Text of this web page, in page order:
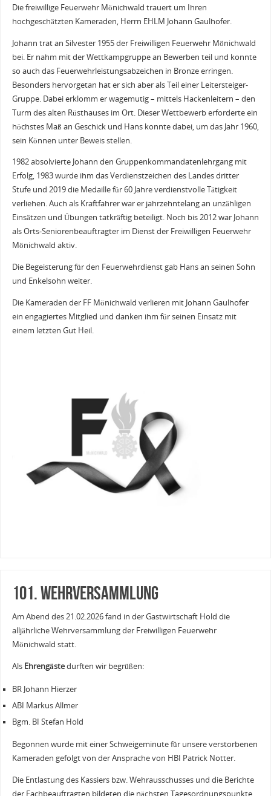
Die freiwillige Feuerwehr Mönichwald trauert um Ihren
hochgeschätzten Kameraden, Herrn EHLM Johann Gaulhofer.
Johann trat an Silvester 1955 der Freiwilligen Feuerwehr Mönichwald
bei. Er nahm mit der Wettkampgruppe an Bewerben teil und konnte
so auch das Feuerwehrleistungsabzeichen in Bronze erringen.
Besonders hervorgetan hat er sich aber als Teil einer Leitersteiger-
Gruppe. Dabei erklomm er wagemutig – mittels Hackenleitern – den
Turm des alten Rüsthauses im Ort. Dieser Wettbewerb erforderte ein
höchstes Maß an Geschick und Hans konnte dabei, um das Jahr 1960,
sein Können unter Beweis stellen.
1982 absolvierte Johann den Gruppenkommandatenlehrgang mit
Erfolg, 1983 wurde ihm das Verdienstzeichen des Landes dritter
Stufe und 2019 die Medaille für 60 Jahre verdienstvolle Tätigkeit
verliehen. Auch als Kraftfahrer war er jahrzehntelang an unzähligen
Einsätzen und Übungen tatkräftig beteiligt. Noch bis 2012 war Johann
als Orts-Seniorenbeauftragter im Dienst der Freiwilligen Feuerwehr
Mönichwald aktiv.
Die Begeisterung für den Feuerwehrdienst gab Hans an seinen Sohn
und Enkelsohn weiter.
Die Kameraden der FF Mönichwald verlieren mit Johann Gaulhofer
ein engagiertes Mitglied und danken ihm für seinen Einsatz mit
einem letzten Gut Heil.
101. Wehrversammlung
Am Abend des 21.02.2026 fand in der Gastwirtschaft Hold die
alljährliche Wehrversammlung der Freiwilligen Feuerwehr
Mönichwald statt.
Als Ehrengästedurften wir begrüßen:
BR Johann Hierzer
ABI Markus Allmer
Bgm. BI Stefan Hold
Begonnen wurde mit einer Schweigeminute für unsere verstorbenen
Kameraden gefolgt von der Ansprache von HBI Patrick Notter.
Die Entlastung des Kassiers bzw. Wehrausschusses und die Berichte
der Fachbeauftragten bildeten die nächsten Tagesordnungspunkte.